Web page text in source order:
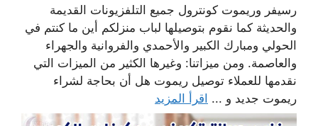
رسيفر وريموت كونترول جميع التلفزيونات القديمة
والحديثة كما نقوم بتوصيلها لباب منزلكم أين ما كنتم في
الحولي ومبارك الكبير والأحمدي والفروانية والجهراء
والعاصمة. ومن ميزاتنا: وغيرها الكثير من الميزات التي
نقدمها للعملاء توصيل ريموت هل أن بحاجة لشراء
ريموت جديد و ... اقرأ المزيد